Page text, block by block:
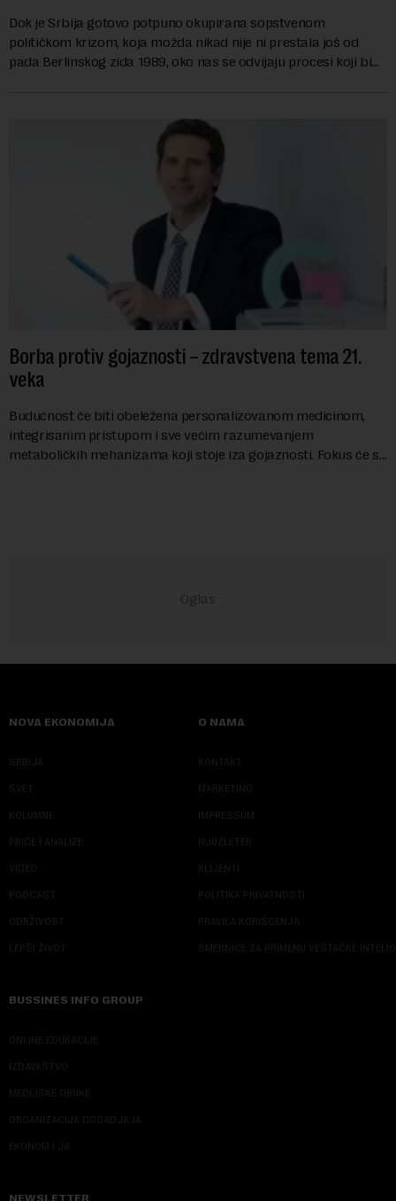
Dok je Srbija gotovo potpuno okupirana sopstvenom
političkom krizom, koja možda nikad nije ni prestala još od
pada Berlinskog zida 1989, oko nas se odvijaju procesi koji bi
Borba protiv gojaznosti – zdravstvena tema 21.
veka
Budućnost će biti obeležena personalizovanom medicinom,
integrisanim pristupom i sve većim razumevanjem
metaboličkih mehanizama koji stoje iza gojaznosti. Fokus će se
NOVA EKONOMIJA
SRBIJA
SVET
KOLUMNE
PRIČE I ANALIZE
VIDEO
PODCAST
ODRŽIVOST
LEPŠI ŽIVOT
O NAMA
KONTAKT
MARKETING
IMPRESSUM
NJUZLETER
KLIJENTI
POLITIKA PRIVATNOSTI
PRAVILA KORIŠĆENJA
SMERNICE ZA PRIMENU VEŠTAČKE
BUSSINES INFO GROUP
ONLINE EDUKACIJE
IZDAVAŠTVO
MEDIJSKE OBUKE
ORGANIZACIJA DOGADJAJA
EKONOM I JA